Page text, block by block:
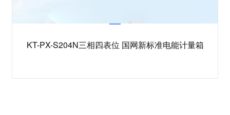
KT-PX-S204N三相四表位 国网新标准电能计量箱